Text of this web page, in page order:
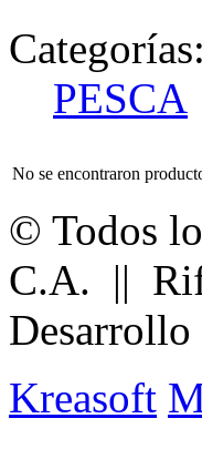
Categorías:
PESCA
No se encontraron
© Todos
C.A. ||
Kreasoft